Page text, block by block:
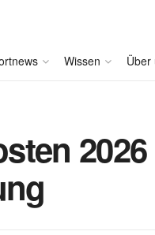
Wissen Über